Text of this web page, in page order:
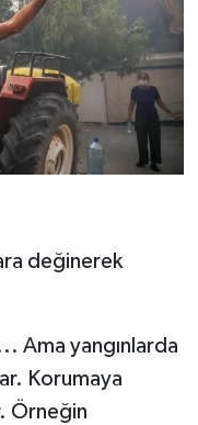
değinerek
Ama yangınlarda
Korumaya
Örneğin